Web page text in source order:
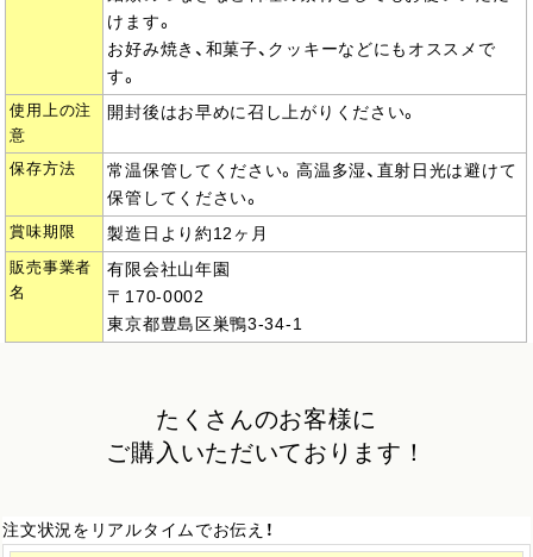
けます。
お好み焼き、和菓子、クッキーなどにもオススメで
す。
使用上の注
意
開封後はお早めに召し上がりください。
保存方法
常温保管してください。高温多湿、直射日光は避けて
保管してください。
賞味期限 製造日より約12ヶ月
販売事業者
名
有限会社山年園
〒170-0002
東京都豊島区巣鴨3-34-1
たくさんのお客様に
ご購入いただいております！
注文状況をリアルタイムでお伝え！